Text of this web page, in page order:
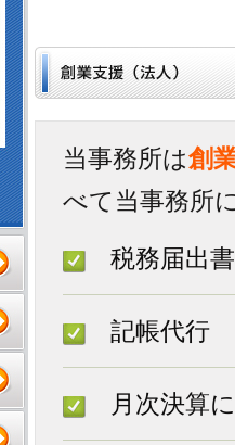
当事務所は創
べて当事務所
税務届出
記帳代行
月次決算